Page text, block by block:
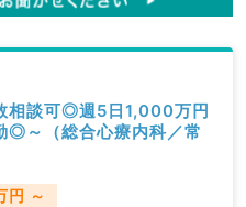
相談可◎週5日1,000万円
◎～（総合心療内科／常
円 ～